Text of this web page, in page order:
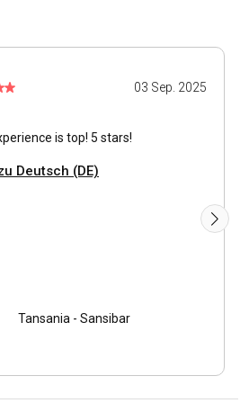
zu verborgenen Schätzen. Ob Sie
teilnehmen möchten, ein
ist die Anreise nach Afrika einfach.
wie Johannesburg
Sobald Sie in Afrika
Ihnen Inlandsreisen in Hülle und
um verschiedene Segelreviere bequem
03 Sep. 2025
is top! 5 stars!
Deutsch (DE)
Tansania - Sansibar